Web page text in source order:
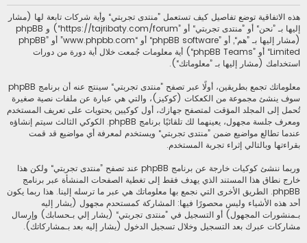
هذه الاتفاقية توضع تفاصيل كيف تستعمل ”منتدى تجربتي“ وأية شركات تابعة لها (مشار
إليها بـ ”نحن“ أو ”منتدى تجربتي“ أو ”https://tajribaty.com/forum“) و phpBB
(مشار إليها بـ ”هم“, أو ”phpBB software“ أو “www.phpbb.com” أو ”phpBB
Limited“ أو ”phpBB Teams“) أية معلومات جُمعت خلال أية دورة من دورات
استخدامك (مشار إليها بـ ”معلوماتك“).
معلوماتك تجمع بطريقين، أولًا عبر تصفح ”منتدى تجربتي“ سينتج عنه أن برنامج phpBB
سوف ينشئ مجموعة من الكعكات (كوكيز)، والتي هي عبارة عن ملفات نصية صغيرة
تُحمل إلى المجلد المؤقت لمتصفح جهازك، أول كوكيين يحتويات على تعريف المستخدم
ومعرف جلسة مجهول، يعينهما لك تلقائيًا برنامج phpBB. الكوكي الثالث سيتم إنشاؤه
عندما تطالع مواضيع ضمن ”منتدى تجربتي“ ويستخدم لمعرفة أي مواضيع قد قمت
بقراءتها وبالتالي إثراء تجربة المستخدم.
وربما ننشئ كوكيات خارجة عن برنامج phpBB عند تصفح ”منتدى تجربتي“ ولكن هذا
خارج نطاق هذا المستند الذي يهدف فقط إلى تغطية الصفحات المنشأة عبر برنامج
phpBB. الطريق الأخرى التي نجمع بها معلوماتك هي عبر ما ترسله إلينا. هذا ربما يكون
أحد هذه الأشياء وليس محصورًا فيها: المشاركة كمستحدم مجهول (يشار إليه
بـمنشورات المجهول) أو التسجيل في ”منتدى تجربتي“ (يشار إلي بـحسابك) وإرسال
مشاركات عبرك بعد التسجيل وخلال تسجيل الدخول (يشار إليه بعد بـمشاركاتك).